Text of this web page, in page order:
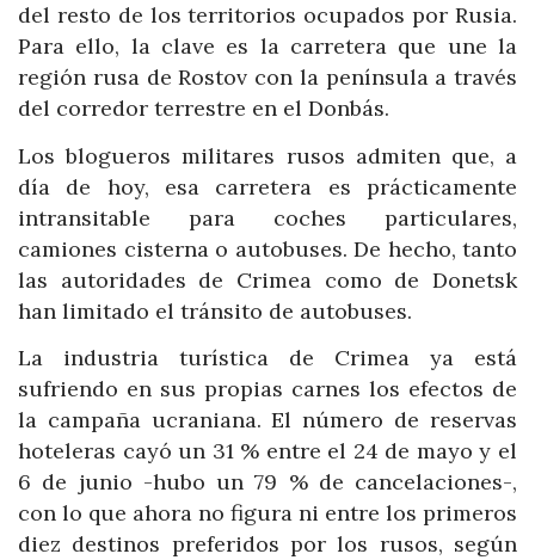
del resto de los territorios ocupados por Rusia.
Para ello, la clave es la carretera que une la
región rusa de Rostov con la península a través
del corredor terrestre en el Donbás.
Los blogueros militares rusos admiten que, a
día de hoy, esa carretera es prácticamente
intransitable para coches particulares,
camiones cisterna o autobuses. De hecho, tanto
las autoridades de Crimea como de Donetsk
han limitado el tránsito de autobuses.
La industria turística de Crimea ya está
sufriendo en sus propias carnes los efectos de
la campaña ucraniana. El número de reservas
hoteleras cayó un 31 % entre el 24 de mayo y el
6 de junio -hubo un 79 % de cancelaciones-,
con lo que ahora no figura ni entre los primeros
diez destinos preferidos por los rusos, según